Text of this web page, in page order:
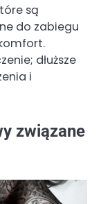
są
do zabiegu
dłuższe
i
związane